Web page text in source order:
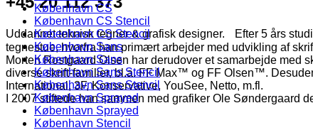
København CS
København CS Stencil
København CS Stencil
København Sans
København Sans
København Sans Stencil
København Sans Stencil
København Sprayed
København Sprayed
København Stencil
Uddannet teknisk tegner & grafisk designer. Efter 5 års
tegnestue, hvorfra han primært arbejder med udvikling af
Morten Rostgaard Olsen har derudover et samarbejde med
diverse skrift-familier, bl.a. FF Max™ og FF Olsen™.
International, 3F, Konservative, YouSee, Netto, m.fl.
I 2007 stiftede han sammen med grafiker Ole Søndergaard